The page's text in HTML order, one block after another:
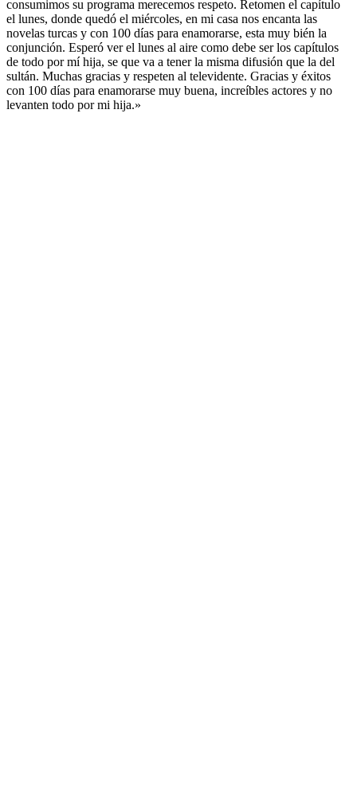
consumimos su programa merecemos respeto. Retomen el capítulo
el lunes, donde quedó el miércoles, en mi casa nos encanta las
novelas turcas y con 100 días para enamorarse, esta muy bién la
conjunción. Esperó ver el lunes al aire como debe ser los capítulos
de todo por mí hija, se que va a tener la misma difusión que la del
sultán. Muchas gracias y respeten al televidente. Gracias y éxitos
con 100 días para enamorarse muy buena, increíbles actores y no
levanten todo por mi hija.»